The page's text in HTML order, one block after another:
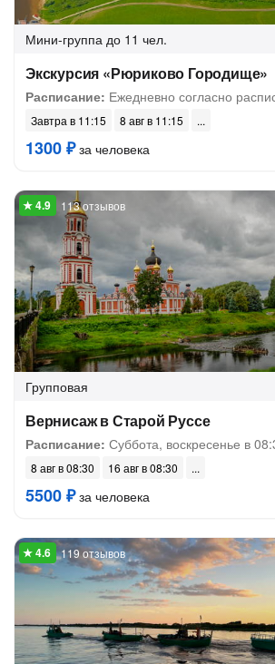
Мини-группа до 11 чел.
Экскурсия «Рюриково Городище»
Расписание: Ежедневно согласно
Завтра в 11:15 8 авг в 11:15
1300 ₽за человека
113 отзывов
Групповая
Вернисаж в Старой Руссе
Расписание: Суббота, воскресенье в
8 авг в 08:30 16 авг в 08:30
5500 ₽за человека
119 отзывов